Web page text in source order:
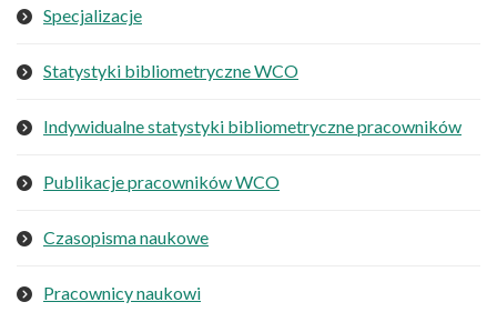
Specjalizacje
Statystyki bibliometryczne WCO
Indywidualne statystyki bibliometryczne pracowników
Publikacje pracowników WCO
Czasopisma naukowe
Pracownicy naukowi